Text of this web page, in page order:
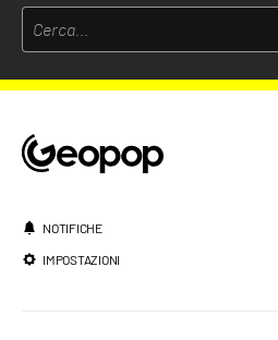
NOTIFICHE
IMPOSTAZIONI